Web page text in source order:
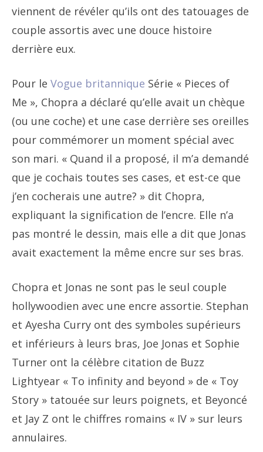
viennent de révéler qu’ils ont des tatouages ​​​​de
couple assortis avec une douce histoire
derrière eux.
Pour le Vogue britannique Série « Pieces of
Me », Chopra a déclaré qu’elle avait un chèque
(ou une coche) et une case derrière ses oreilles
pour commémorer un moment spécial avec
son mari. « Quand il a proposé, il m’a demandé
que je cochais toutes ses cases, et est-ce que
j’en cocherais une autre? » dit Chopra,
expliquant la signification de l’encre. Elle n’a
pas montré le dessin, mais elle a dit que Jonas
avait exactement la même encre sur ses bras.
Chopra et Jonas ne sont pas le seul couple
hollywoodien avec une encre assortie. Stephan
et Ayesha Curry ont des symboles supérieurs
et inférieurs à leurs bras, Joe Jonas et Sophie
Turner ont la célèbre citation de Buzz
Lightyear « To infinity and beyond » de « Toy
Story » tatouée sur leurs poignets, et Beyoncé
et Jay Z ont le chiffres romains « IV » sur leurs
annulaires.